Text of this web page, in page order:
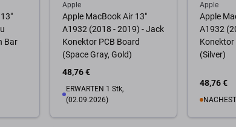
Bar
Apple
Apple MacBook Air 13"
A1932 (2018 - 2019) - Jack
Konektor PCB Board
(Space Gray, Gold)
48,76 €
ERWARTEN 1 Stk,
(02.09.2026)
Apple
Apple
A1932
Konektor
(Silver)
48,76 €